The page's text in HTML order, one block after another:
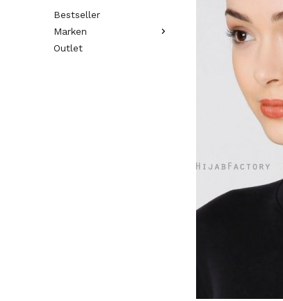
Bestseller
Marken
Outlet